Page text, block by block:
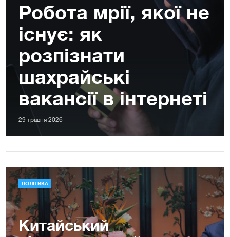
Робота мрії, якої не
існує: як
розпізнати
шахрайські
вакансії в інтернеті
29 травня 2026
ПОЛІТИКА
Китайський